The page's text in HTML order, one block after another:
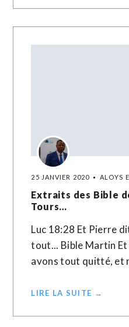
25 JANVIER 2020 ALOYS
Extraits des Bible
Tours…
Luc 18:28 Et Pierre
tout... Bible Martin
avons tout quitté, et
LIRE LA SUITE →